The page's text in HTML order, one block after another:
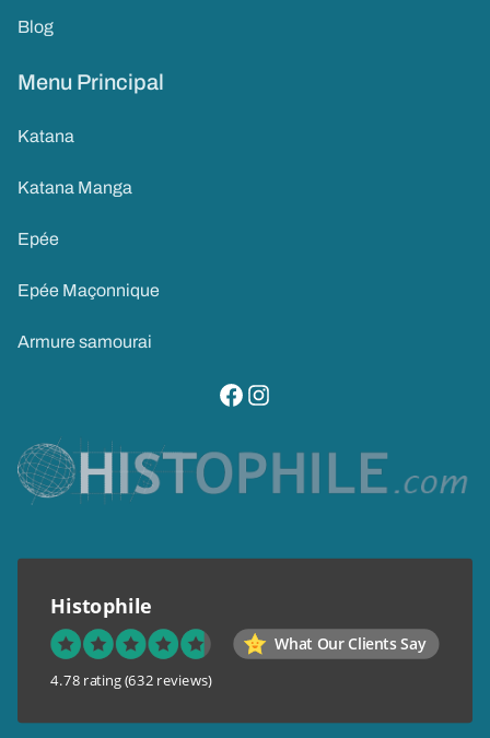
Blog
Menu Principal
Katana
Katana Manga
Epée
Epée Maçonnique
Armure samourai
visitez notre page facebook
suivez notre compte instagram
Histophile
What Our Clients Say
4.78 rating (632 reviews)